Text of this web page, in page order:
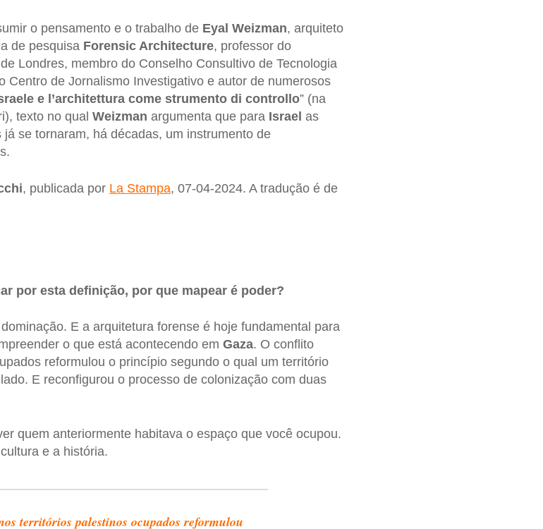
o pensamento e o trabalho de Eyal Weizman, arquiteto
de pesquisa Forensic Architecture, professor do
Londres, membro do Conselho Consultivo de Tecnologia
Centro de Jornalismo Investigativo e autor de numerosos
e l’architettura come strumento di controllo” (na
texto no qual Weizman argumenta que para Israel as
se tornaram, há décadas, um instrumento de
, publicada por La Stampa, 07-04-2024. A tradução é de
por esta definição, por que mapear é poder?
E a arquitetura forense é hoje fundamental para
o que está acontecendo em Gaza. O conflito
reformulou o princípio segundo o qual um território
E reconfigurou o processo de colonização com duas
quem anteriormente habitava o espaço que você ocupou.
e a história.
territórios palestinos ocupados reformulou